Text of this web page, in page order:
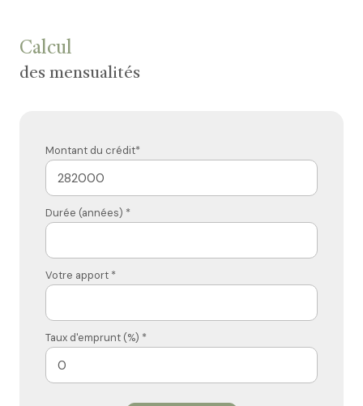
Calcul
des mensualités
Montant du crédit*
Durée (années) *
Votre apport *
Taux d'emprunt (%) *